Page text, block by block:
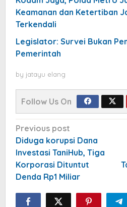
Keamanan dan Ketertiban
Terkendali
Legislator: Survei Bukan
Pemerintah
by jatayu elang
Follow Us On
Post
navigation
Previous post
Diduga korupsi Dana
Investasi TaniHub, Tiga
Korporasi Dituntut
Denda Rp1 Miliar